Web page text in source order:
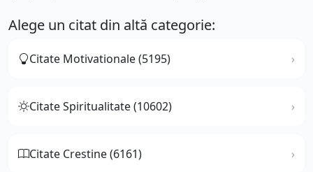
Alege un citat din altă categorie:
Citate Motivationale (5195)
Citate Spiritualitate (10602)
Citate Crestine (6161)